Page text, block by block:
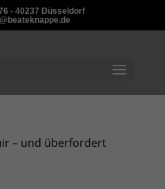
- 40237 Düsseldorf